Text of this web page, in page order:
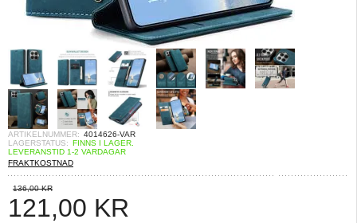
ARTIKELNUMMER: 4014626-VAR
LAGERSTATUS: FINNS I LAGER.
LEVERANSTID 1-2 VARDAGAR
FRAKTKOSTNAD
136,00 KR
121,00 KR